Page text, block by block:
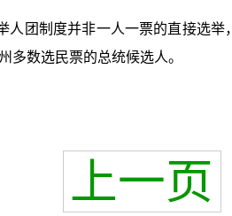
人团制度并非一人一票的直接选
多数选民票的总统候选人。
上一页